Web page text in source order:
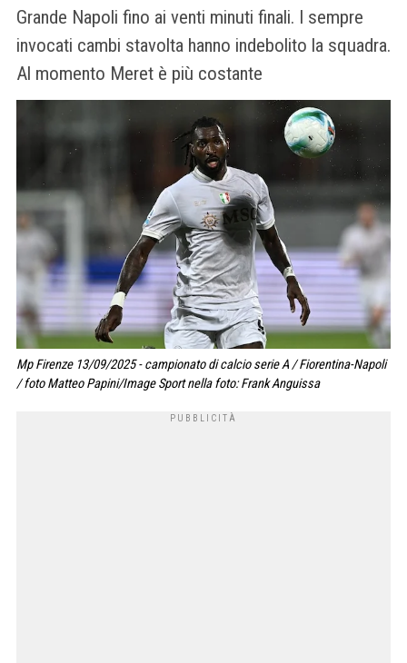
Grande Napoli fino ai venti minuti finali. I sempre
invocati cambi stavolta hanno indebolito la squadra.
Al momento Meret è più costante
Mp Firenze 13/09/2025 - campionato di calcio serie A / Fiorentina-Napoli
/ foto Matteo Papini/Image Sport nella foto: Frank Anguissa